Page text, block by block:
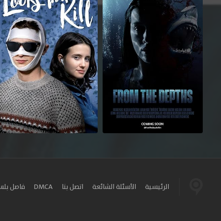
الرئيسية الأسئلة الشائعة اتصل بنا DMCA فاصل